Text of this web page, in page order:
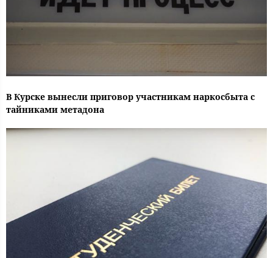
В Курске вынесли приговор участникам наркосбыта с
тайниками метадона